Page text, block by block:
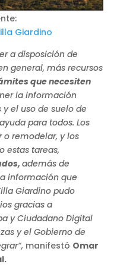
Giardino
a disposición de
general, más recursos
que necesiten
la información
el uso de suelo de
para todos. Los
o remodelar, y los
estas tareas,
además de
información que
Giardino pudo
gracias a
y Ciudadano Digital
y el Gobierno de
manifestó Omar